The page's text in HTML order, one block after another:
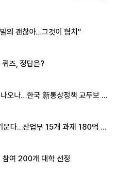
의 괜찮아…그것이 협치"
즈, 정답은?
오나…한국 新통상정책 교두보 활
운다…산업부 15개 과제 180억 지
참여 200개 대학 선정